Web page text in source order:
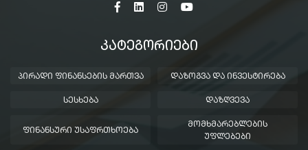
ᲙᲐᲢᲔᲒᲝᲠᲘᲔᲑᲘ
ᲞᲘᲠᲐᲓᲘ ᲤᲘᲜᲐᲜᲡᲔᲑᲘᲡ ᲛᲐᲠᲗᲕᲐ ᲓᲐᲖᲝᲒᲕᲐ ᲓᲐ ᲘᲜᲕᲔᲡᲢᲘᲠᲔᲑᲐ
ᲡᲔᲡᲮᲔᲑᲐ ᲓᲐᲖᲦᲕᲔᲕᲐ
ᲤᲘᲜᲐᲜᲡᲣᲠᲘ ᲣᲡᲐᲤᲠᲗᲮᲝᲔᲑᲐ
ᲛᲝᲛᲮᲛᲐᲠᲔᲑᲚᲔᲑᲘᲡ
ᲣᲤᲚᲔᲑᲔᲑᲘ